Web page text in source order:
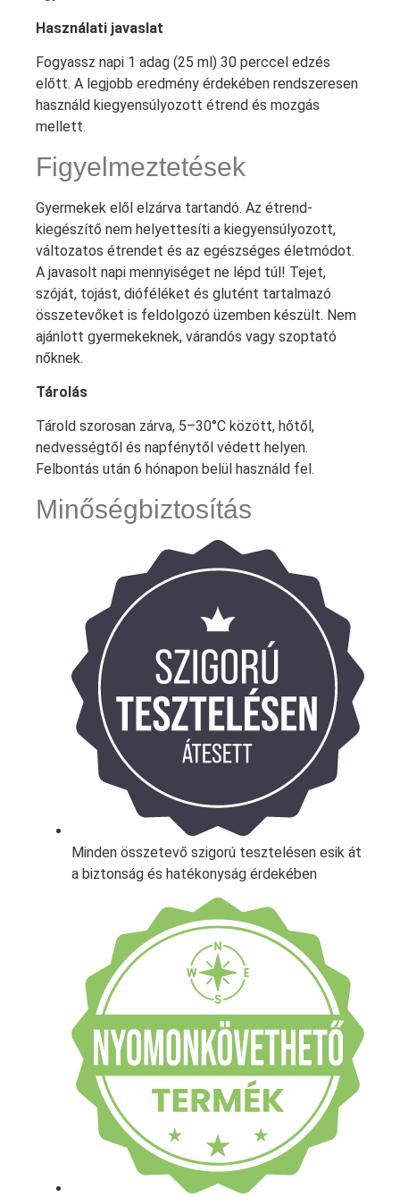
Használati javaslat
Fogyassz napi 1 adag (25 ml) 30 perccel edzés
előtt. A legjobb eredmény érdekében rendszeresen
használd kiegyensúlyozott étrend és mozgás
mellett.
Figyelmeztetések
Gyermekek elől elzárva tartandó. Az étrend-
kiegészítő nem helyettesíti a kiegyensúlyozott,
változatos étrendet és az egészséges életmódot.
A javasolt napi mennyiséget ne lépd túl! Tejet,
szóját, tojást, dióféléket és glutént tartalmazó
összetevőket is feldolgozó üzemben készült. Nem
ajánlott gyermekeknek, várandós vagy szoptató
nőknek.
Tárolás
Tárold szorosan zárva, 5–30°C között, hőtől,
nedvességtől és napfénytől védett helyen.
Felbontás után 6 hónapon belül használd fel.
Minőségbiztosítás
Minden összetevő szigorú tesztelésen esik át
a biztonság és hatékonyság érdekében